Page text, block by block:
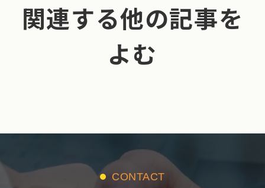
関連する他の記事を
よむ
CONTACT